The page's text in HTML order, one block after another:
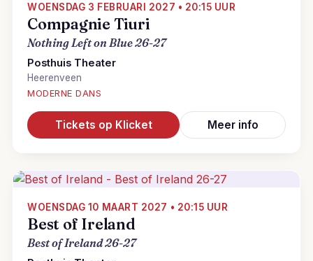
WOENSDAG 3 FEBRUARI 2027 • 20:15 UUR
Compagnie Tiuri
Nothing Left on Blue 26-27
Posthuis Theater
Heerenveen
MODERNE DANS
Tickets op Klicket Meer info
WOENSDAG 10 MAART 2027 • 20:15 UUR
Best of Ireland
Best of Ireland 26-27